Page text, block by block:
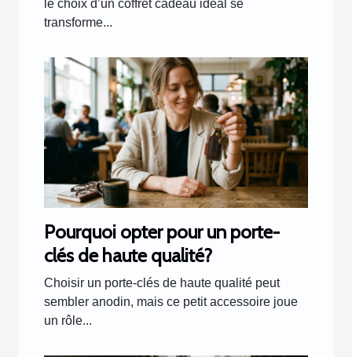
le choix d’un coffret cadeau idéal se
transforme...
Pourquoi opter pour un porte-
clés de haute qualité?
Choisir un porte-clés de haute qualité peut
sembler anodin, mais ce petit accessoire joue
un rôle...